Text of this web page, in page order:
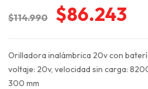
$114.990
El
original
era:
$86.243
Orilladora inalámbrica 20v con
voltaje: 20v, velocidad sin carga:
300 mm